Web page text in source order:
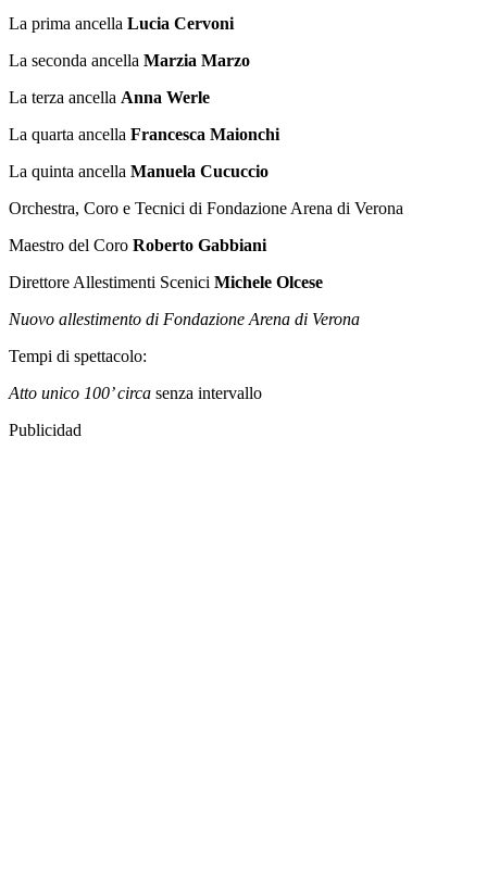
La prima ancella Lucia Cervoni
La seconda ancella Marzia Marzo
La terza ancella Anna Werle
La quarta ancella Francesca Maionchi
La quinta ancella Manuela Cucuccio
Orchestra, Coro e Tecnici di Fondazione Arena di Verona
Maestro del Coro Roberto Gabbiani
Direttore Allestimenti Scenici Michele Olcese
Nuovo allestimento di Fondazione Arena di Verona
Tempi di spettacolo:
Atto unico 100’ circa senza intervallo
Publicidad